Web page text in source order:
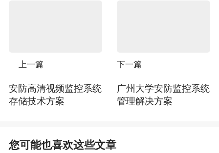
上一篇
安防高清视频监控系统
存储技术方案
下一篇
广州大学安防监控系统
管理解决方案
您可能也喜欢这些文章